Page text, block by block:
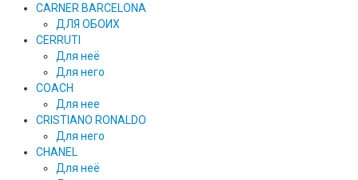
CARNER BARCELONA
ДЛЯ ОБОИХ
CERRUTI
Для неё
Для него
COACH
Для нее
CRISTIANO RONALDO
Для него
CHANEL
Для неё